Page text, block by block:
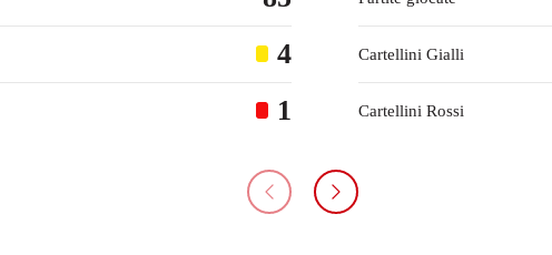
4
1
Cartellini Gialli
Cartellini Rossi